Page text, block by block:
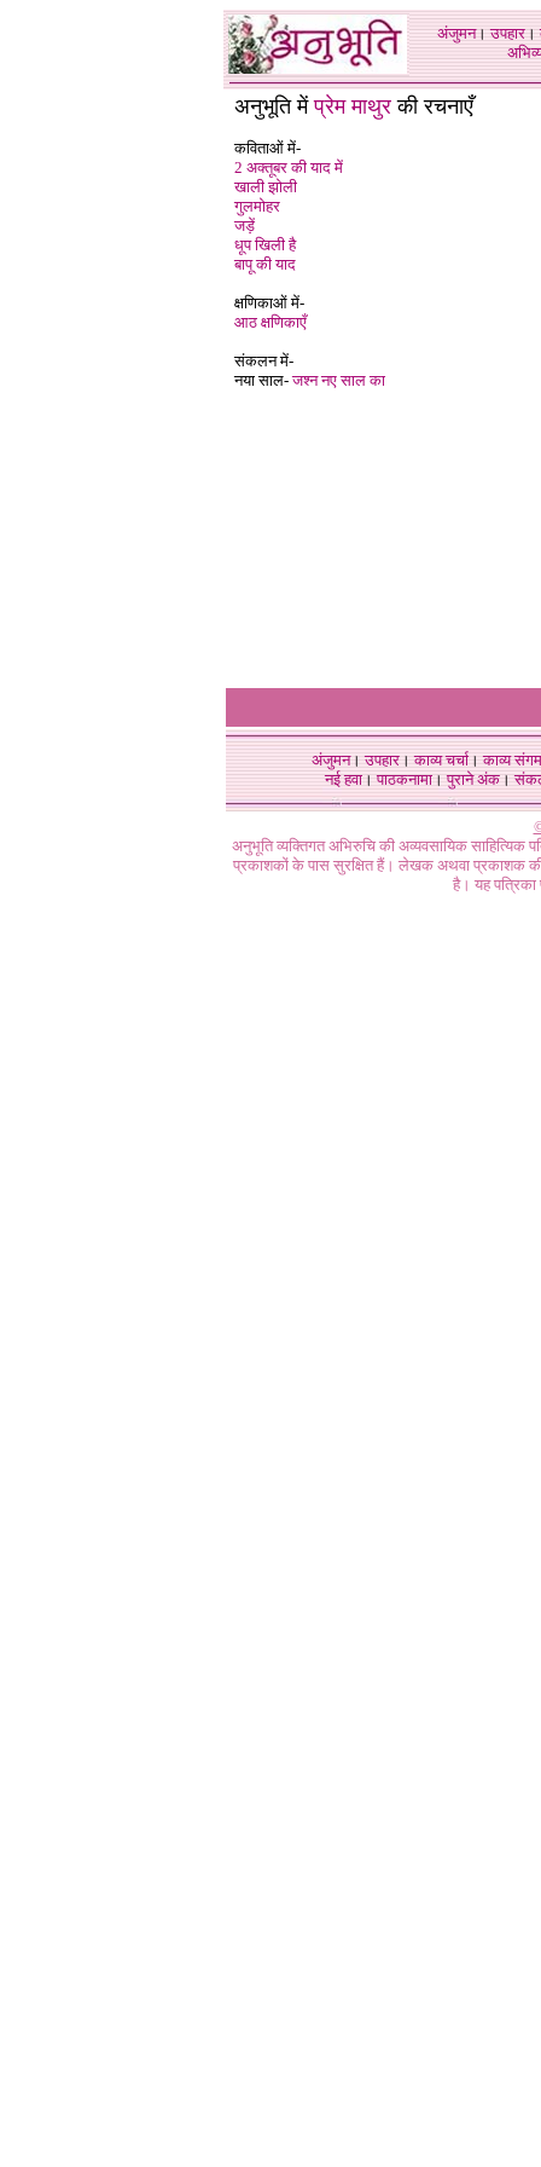
अंजुमन।उपहार।
अनुभूति मेंप्रेम माथुर की रचनाएँ
कविताओं में-
2 अक्तूबर की याद में
खाली झोली
गुलमोहर
जड़ें
धूप खिली है
बापू की याद
क्षणिकाओं में-
आठ क्षणिकाएँ
संकलन में-
नया साल-जश्न नए साल का
अंजुमन।उपहार।काव्य चर्चा।काव्य संगम
नई हवा। पाठकनामा। पुराने अंक।
अनुभूति व्यक्तिगत अभिरुचि की अव्यवसायिक
प्रकाशकों के पास सुरक्षित हैं। लेखक अथवा प्रकाशक की
है। यह पत्रिका